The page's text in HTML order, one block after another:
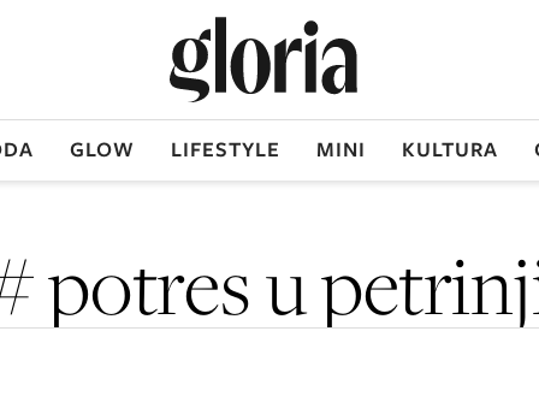
GLOW LIFESTYLE MINI KULTURA
potres u